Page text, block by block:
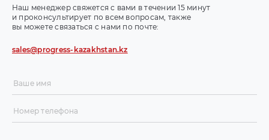
Наш менеджер свяжется с вами в течении 15 минут
и проконсультирует по всем вопросам, также
вы можете связаться с нами по почте:
sales@progress-kazakhstan.kz